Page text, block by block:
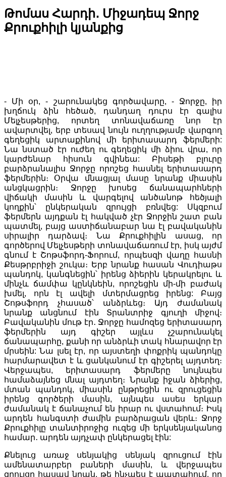
Թոմաս Հարդի․ Միջադեպ Ջորջ
Քրուքհիլի կյանքից
- Մի օր, - շարունակեց գործավարը, - Ջորջը, իր
խղճուկ ձին հեծած, դանդաղ դուրս էր գալիս
Մելչեսթերից, որտեղ տոնավաճառը նոր էր
ավարտվել, երբ տեսավ նույն ուղղությամբ վարգող
գեղեցիկ արտաքինով մի երիտասարդ ֆերմերի:
Նա նստած էր ուժեղ ու գեղեցիկ մի ձիու վրա, որ
կարժենար հիսուն գվինեա: Բիսեթի բլուրը
բարձրանալիս Ջորջը որոշեց հասնել երիտասարդ
ֆերմերին։ Օրվա մնացյալ մասը նրանք միասին
անցկացրին։ Ջորջը խոսեց ճանապարհների
վիճակի մասին և վարգելով անծանոթ հեծյալի
կողքին՝ ընկերական զրույցի բռնվեց: Սկզբում
ֆերմերն այդքան էլ հակված չէր Ջորջին շատ բան
պատմել, բայց աստիճանաբար նա էլ բավականին
սիրալիր դարձավ։ Նա Քրուքհիլին ասաց, որ
գործերով Մելչեսթերի տոնավաճառում էր, իսկ այժմ
գնում է Շոթսֆորդ-Ֆորում, որպեսզի վաղը հասնի
Քեսթրբրիջի շուկա։ Երբ նրանք հասան Վուդիաթս
պանդոկ, կանգնեցին՝ իրենց ձիերին կերակրելու և
մինչև ճամփա կընկնեին, որոշեցին մի-մի բաժակ
խմել, որն էլ ավելի մտերմացրեց իրենց: Բայց
Շոթսֆորդ չհասած՝ անձրևեց։ Այդ ժամանակ
նրանք անցնում էին Տրանտրիջ գյուղի միջով։
Բավականին մութ էր․ Ջորջը համոզեց երիտասարդ
ֆերմերին այդ գիշեր այլևս չշարունակել
ճանապարհը, քանի որ անձրևի տակ հնարավոր էր
մրսեին: Նա լսել էր, որ այստեղի փոքրիկ պանդոկը
հարմարավետ է և ցանկանում էր գիշերել այդտեղ։
Վերջապես, երիտասարդ ֆերմերը նույնպես
համաձայնեց մնալ այդտեղ։ Նրանք իջան ձիերից,
մտան պանդոկ, միասին ընթրեցին ու զրուցեցին
իրենց գործերի մասին, այնպես ասես երկար
ժամանակ է ճանաչում են իրար ու վստահում։ Իսկ
արդեն հանգստի ժամին բարձրացան վերև։ Ջորջ
Քրուքհիլը տանտիրոջից ուզեց մի երկսենյականոց
համար․ արդեն այդչափ ընկերացել էին:
Քնելուց առաջ սենյակից սենյակ զրուցում էին
ամենատարբեր բաների մասին, և վերջապես
զրույցը հասավ նրան, թե ինչպես է պատահում, որ